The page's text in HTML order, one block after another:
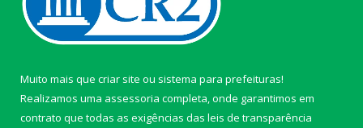
Muito mais que criar site ou sistema para prefeituras!
Realizamos uma assessoria completa, onde garantimos em
contrato que todas as exigências das leis de transparência